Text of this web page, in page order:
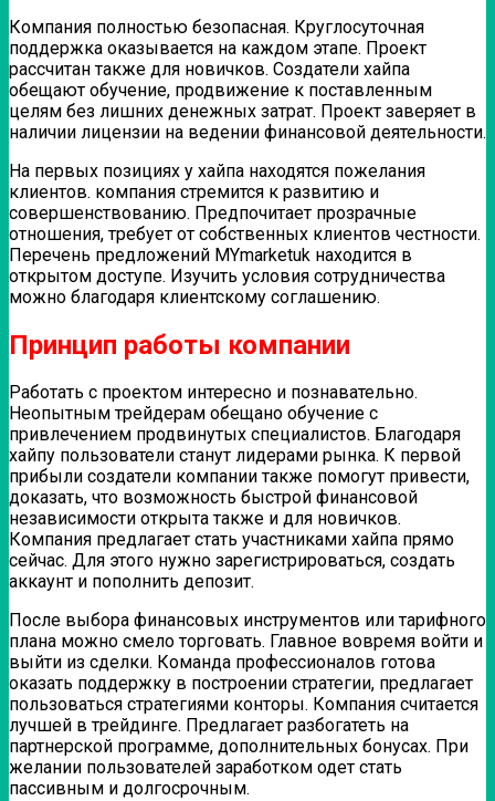
Компания полностью безопасная. Круглосуточная
поддержка оказывается на каждом этапе. Проект
рассчитан также для новичков. Создатели хайпа
обещают обучение, продвижение к поставленным
целям без лишних денежных затрат. Проект заверяет в
наличии лицензии на ведении финансовой деятельности.
На первых позициях у хайпа находятся пожелания
клиентов. компания стремится к развитию и
совершенствованию. Предпочитает прозрачные
отношения, требует от собственных клиентов честности.
Перечень предложений MYmarketuk находится в
открытом доступе. Изучить условия сотрудничества
можно благодаря клиентскому соглашению.
Принцип работы компании
Работать с проектом интересно и познавательно.
Неопытным трейдерам обещано обучение с
привлечением продвинутых специалистов. Благодаря
хайпу пользователи станут лидерами рынка. К первой
прибыли создатели компании также помогут привести,
доказать, что возможность быстрой финансовой
независимости открыта также и для новичков.
Компания предлагает стать участниками хайпа прямо
сейчас. Для этого нужно зарегистрироваться, создать
аккаунт и пополнить депозит.
После выбора финансовых инструментов или тарифного
плана можно смело торговать. Главное вовремя войти и
выйти из сделки. Команда профессионалов готова
оказать поддержку в построении стратегии, предлагает
пользоваться стратегиями конторы. Компания считается
лучшей в трейдинге. Предлагает разбогатеть на
партнерской программе, дополнительных бонусах. При
желании пользователей заработком одет стать
пассивным и долгосрочным.